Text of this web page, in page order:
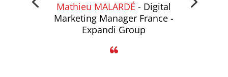
Mathieu MALARDÉ - Digital
Marketing Manager France -
Expandi Group